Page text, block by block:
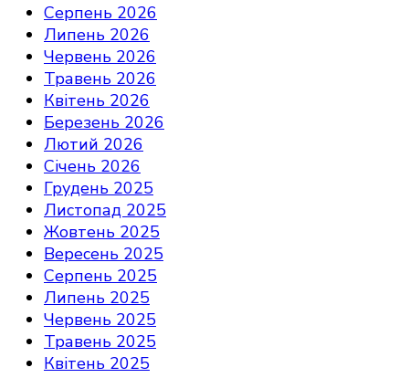
Серпень 2026
Липень 2026
Червень 2026
Травень 2026
Квітень 2026
Березень 2026
Лютий 2026
Січень 2026
Грудень 2025
Листопад 2025
Жовтень 2025
Вересень 2025
Серпень 2025
Липень 2025
Червень 2025
Травень 2025
Квітень 2025